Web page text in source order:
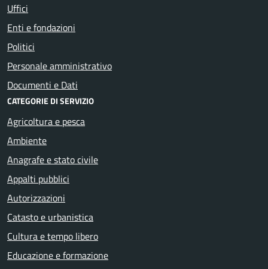
Uffici
Enti e fondazioni
Politici
Personale amministrativo
Documenti e Dati
CATEGORIE DI SERVIZIO
Agricoltura e pesca
Ambiente
Anagrafe e stato civile
Appalti pubblici
Autorizzazioni
Catasto e urbanistica
Cultura e tempo libero
Educazione e formazione